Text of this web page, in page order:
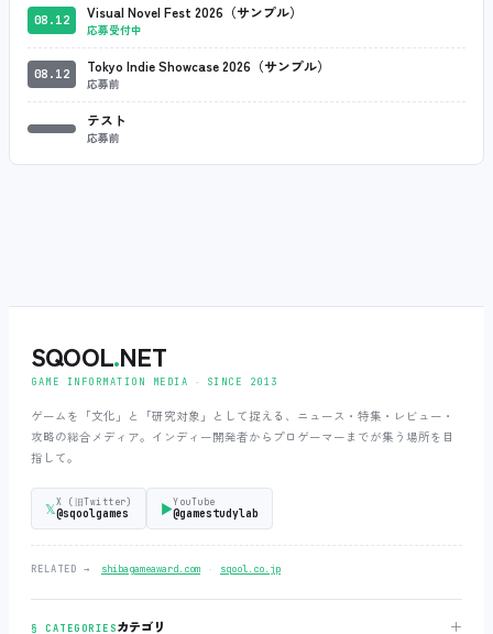
08.12 Visual Novel Fest 2026（サンプル）
応募受付中
08.12 Tokyo Indie Showcase 2026（サンプル）
応募前
テスト
応募前
SQOOL.NET
GAME INFORMATION MEDIA ‧ SINCE 2013
ゲームを「文化」と「研究対象」として捉える、ニュース・特集・レビュー・
攻略の総合メディア。インディー開発者からプロゲーマーまでが集う場所を目
指して。
𝕏X (旧Twitter)
@sqoolgames ▶YouTube
@gamestudylab
RELATED → shibagameaward.com ‧ sqool.co.jp
§ CATEGORIESカテゴリ ＋